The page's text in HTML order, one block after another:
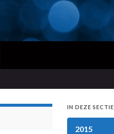
IN DEZE SECTIE
2015